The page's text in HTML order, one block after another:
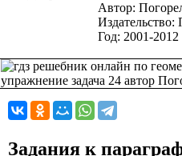
Автор:
Издательство:
Год: 2001-2012
Задания к